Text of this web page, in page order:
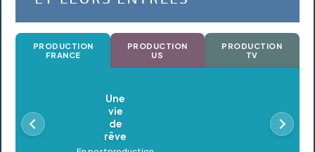
PRODUCTION
FRANCE
PRODUCTION
US
PRODUCTION
TV
Oldeupe
En postproduction